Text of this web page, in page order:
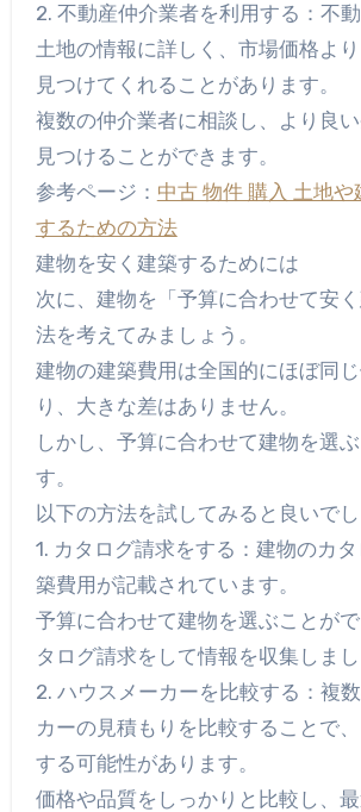
2. 不動産仲介業者を利用する：不
土地の情報に詳しく、市場価格よ
見つけてくれることがあります。
複数の仲介業者に相談し、より良
見つけることができます。
参考ページ： 中古 物件 購入 土地や
するための方法
建物を安く建築するためには
次に、建物を「予算に合わせて安
法を考えてみましょう。
建物の建築費用は全国的にほぼ同
り、大きな差はありません。
しかし、予算に合わせて建物を選
す。
以下の方法を試してみると良いでし
1. カタログ請求をする：建物のカ
築費用が記載されています。
予算に合わせて建物を選ぶことが
タログ請求をして情報を収集しまし
2. ハウスメーカーを比較する：複
カーの見積もりを比較することで
する可能性があります。
価格や品質をしっかりと比較し、